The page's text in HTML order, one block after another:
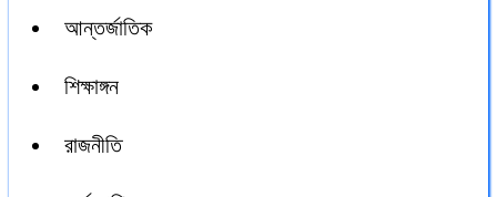
আন্তর্জাতিক
শিক্ষাঙ্গন
রাজনীতি